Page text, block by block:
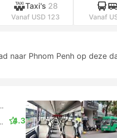
Taxi's 28
Vanaf USD 123 Vanaf
naar Phnom Penh op deze
Ho Chi Minhstad
Luxueus
4.3